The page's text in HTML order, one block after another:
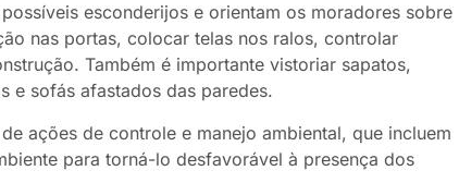
esconderijos e orientam os moradores sobre
nas portas, colocar telas nos ralos, controlar
Também é importante vistoriar sapatos,
e sofás afastados das paredes.
ações de controle e manejo ambiental, que incluem
para torná-lo desfavorável à presença dos